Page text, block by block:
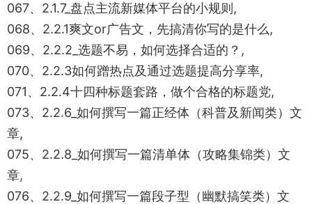
067、2.1.7_盘点主流新媒体平台的小规则,
068、2.2.1爽文or广告文，先搞清你写的是什么,
069、2.2.2_选题不易，如何选择合适的？,
070、2.2.3如何蹭热点及通过选题提高分享率,
071、2.2.4十四种标题套路，做个合格的标题党,
073、2.2.6_如何撰写一篇正经体（科普及新闻类）文
章,
075、2.2.8_如何撰写一篇清单体（攻略集锦类）文
章,
076、2.2.9_如何撰写一篇段子型（幽默搞笑类）文